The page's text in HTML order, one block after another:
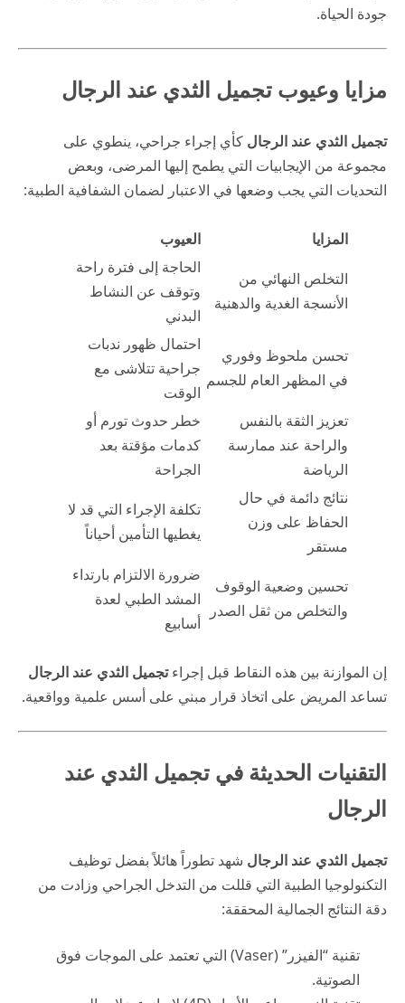
جودة الحياة.
مزايا وعيوب تجميل الثدي عند الرجال
تجميل الثدي عند الرجال كأي إجراء جراحي، ينطوي على
مجموعة من الإيجابيات التي يطمح إليها المرضى، وبعض
التحديات التي يجب وضعها في الاعتبار لضمان الشفافية الطبية:
المزايا
العيوب
التخلص النهائي من
الأنسجة الغدية والدهنية
الحاجة إلى فترة راحة
وتوقف عن النشاط
البدني
تحسن ملحوظ وفوري
في المظهر العام للجسم
احتمال ظهور ندبات
جراحية تتلاشى مع
الوقت
تعزيز الثقة بالنفس
والراحة عند ممارسة
الرياضة
خطر حدوث تورم أو
كدمات مؤقتة بعد
الجراحة
نتائج دائمة في حال
الحفاظ على وزن
مستقر
تكلفة الإجراء التي قد لا
يغطيها التأمين أحياناً
تحسين وضعية الوقوف
والتخلص من ثقل الصدر
ضرورة الالتزام بارتداء
المشد الطبي لعدة
أسابيع
إن الموازنة بين هذه النقاط قبل إجراءتجميل الثدي عند الرجال
تساعد المريض على اتخاذ قرار مبني على أسس علمية وواقعية.
التقنيات الحديثة في تجميل الثدي عند
الرجال
تجميل الثدي عند الرجال شهد تطوراً هائلاً بفضل توظيف
التكنولوجيا الطبية التي قللت من التدخل الجراحي وزادت من
دقة النتائج الجمالية المحققة:
تقنية “الفيزر” (Vaser) التي تعتمد على الموجات فوق
الصوتية.